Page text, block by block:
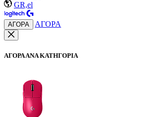
GR,el
ΑΓΟΡΑ ΑΓΟΡΑ
ΑΓΟΡΑ ΑΝΑ ΚΑΤΗΓΟΡΙΑ